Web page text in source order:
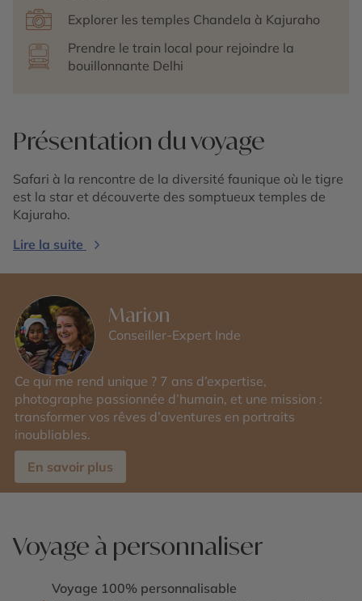
Explorer les temples Chandela à Kajuraho
Prendre le train local pour rejoindre la
bouillonnante Delhi
Présentation du voyage
Safari à la rencontre de la diversité faunique où le tigre
est la star et découverte des somptueux temples de
Kajuraho.
Lire la suite
Marion
Conseiller-Expert Inde
Ce qui me rend unique ? 7 ans d’expertise,
photographe passionnée d’humain, et une mission :
transformer vos rêves d’aventures en portraits
inoubliables.
En savoir plus
Voyage à personnaliser
Voyage 100% personnalisable